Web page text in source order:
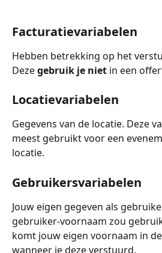
Facturatievariabelen
Hebben betrekking op het
Deze gebruik je niet in een
Locatievariabelen
Gegevens van de locatie. Deze
meest gebruikt voor een
locatie.
Gebruikersvariabelen
Jouw eigen gegeven als
gebruiker-voornaam zou
komt jouw eigen voornaam in
wanneer je deze verstuurd.